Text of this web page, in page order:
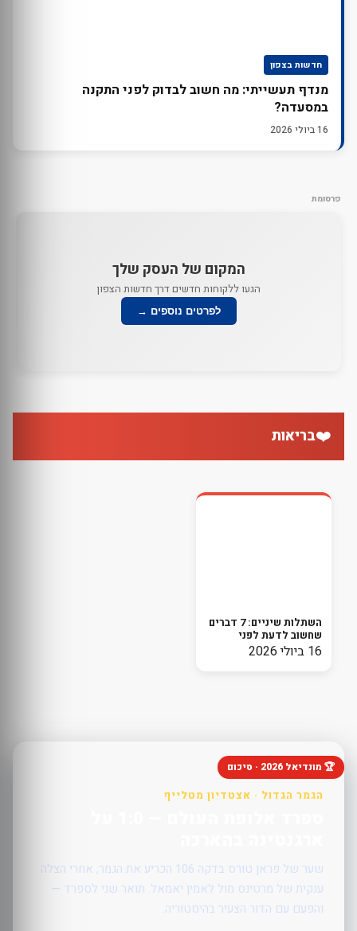
חדשות בצפון
מנדף תעשייתי: מה חשוב לבדוק לפני התקנה
במסעדה?
16 ביולי 2026
פרסומת
המקום של העסק שלך
הגעו ללקוחות חדשים דרך חדשות הצפון
לפרטים נוספים →
❤️בריאות
השתלות שיניים: 7 דברים
שחשוב לדעת לפני
שמתחילים בתהליך
16 ביולי 2026
🏆 מונדיאל 2026 · סיכום
הגמר הגדול · אצטדיון מטלייף
שער של פראן טורס בדקה 106 הכריע את הגמר, אחרי הצלה
ענקית של מרטינס מול לאמין יאמאל. תואר שני לספרד —
והפעם עם הדור הצעיר בהיסטוריה.